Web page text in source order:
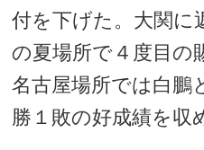
付を下げた。大関に
の夏場所で４度目の
名古屋場所では白鵬
勝１敗の好成績を収